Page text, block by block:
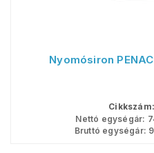
Nyomósiron
Cikkszám:
Nettó egységár:
Bruttó egységár: